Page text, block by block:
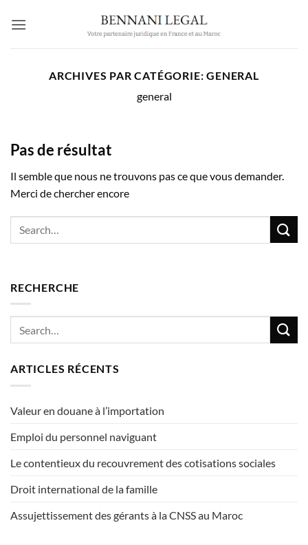
ARCHIVES PAR CATÉGORIE:GENERAL
general
Pas de résultat
Il semble que nous ne trouvons pas ce que vous demander.
Merci de chercher encore
RECHERCHE
ARTICLES RÉCENTS
Valeur en douane à l’importation
Emploi du personnel naviguant
Le contentieux du recouvrement des cotisations sociales
Droit international de la famille
Assujettissement des gérants à la CNSS au Maroc